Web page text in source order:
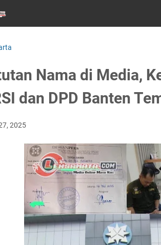
Nama di Media,
dan DPD Banten
2025